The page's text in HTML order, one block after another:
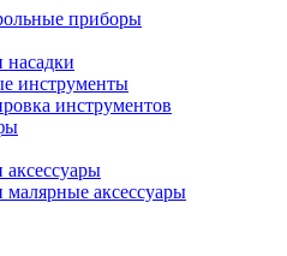
приборы
насадки
инструменты
инструментов
аксессуары